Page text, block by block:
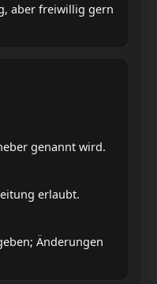
aber freiwillig gern
genannt wird.
erlaubt.
Änderungen